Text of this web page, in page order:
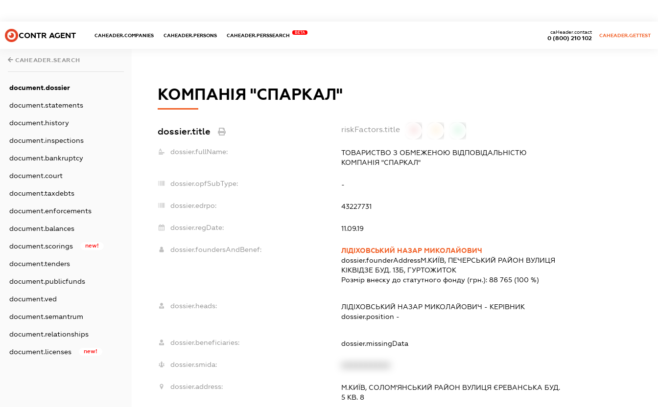
CONTR AGENT CAHEADER.COMPANIES CAHEADER.PERSONS CAHEADER.PERSSEARCH
BETA
0 (800) 210 102
caHeader.contact
CAHEADER.GETTEST
CAHEADER.SEARCH
document.dossier
document.statements
document.history
document.inspections
document.bankruptcy
document.court
document.taxdebts
document.enforcements
document.balances
document.scorings new!
document.tenders
document.publicfunds
document.ved
document.semantrum
document.relationships
document.licenses new!
КОМПАНІЯ "СПАРКАЛ"
dossier.title riskFactors.title
dossier.fullName:
ТОВАРИСТВО З ОБМЕЖЕНОЮ ВІДПОВІДАЛЬНІСТЮ
КОМПАНІЯ "СПАРКАЛ"
dossier.opfSubType: -
dossier.edrpo: 43227731
dossier.regDate: 11.09.19
dossier.foundersAndBenef:
ЛІДІХОВСЬКИЙ НАЗАР МИКОЛАЙОВИЧ
dossier.founderAddressМ.КИЇВ, ПЕЧЕРСЬКИЙ РАЙОН ВУЛИЦЯ
КІКВІДЗЕ БУД. 13Б, ГУРТОЖИТОК
Розмір внеску до статутного фонду (грн.):88 765 (100 %)
dossier.heads: ЛІДІХОВСЬКИЙ НАЗАР МИКОЛАЙОВИЧ - КЕРІВНИК
dossier.position -
dossier.beneficiaries: dossier.missingData
dossier.smida:
dossier.address:
М.КИЇВ, СОЛОМ'ЯНСЬКИЙ РАЙОН ВУЛИЦЯ ЄРЕВАНСЬКА БУД.
5 КВ. 8